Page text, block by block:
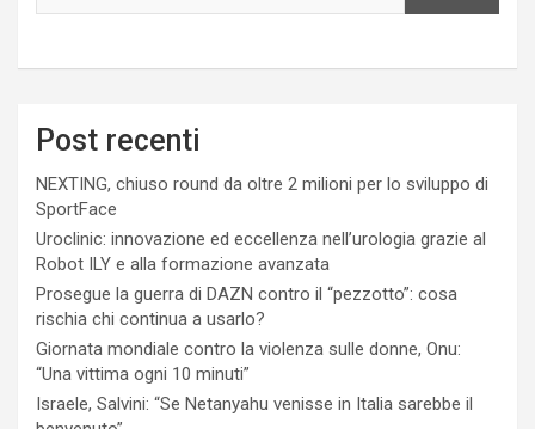
Post recenti
NEXTING, chiuso round da oltre 2 milioni per lo sviluppo di
SportFace
Uroclinic: innovazione ed eccellenza nell’urologia grazie al
Robot ILY e alla formazione avanzata
Prosegue la guerra di DAZN contro il “pezzotto”: cosa
rischia chi continua a usarlo?
Giornata mondiale contro la violenza sulle donne, Onu:
“Una vittima ogni 10 minuti”
Israele, Salvini: “Se Netanyahu venisse in Italia sarebbe il